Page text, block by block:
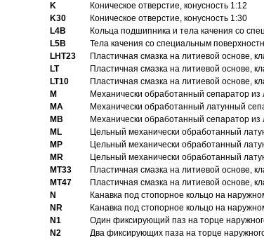
K
Коническое отверстие, конусность 1:12
K30
Коническое отверстие, конусность 1:30
L4B
Кольца подшипника и тела качения со
L5B
Тела качения со специальным
LHT23
Пластичная смазка на литиевой основе,
LT
Пластичная смазка на литиевой основе,
LT10
Пластичная смазка на литиевой основе,
M
Механически обработанный сепаратор
MA
Механически обработанный латунный
MB
Механически обработанный сепаратор
ML
Цельный механически обработанный
MP
Цельный механически обработанный
MR
Цельный механически обработанный
MT33
Пластичная смазка на литиевой основе,
MT47
Пластичная смазка на литиевой основе,
N
Канавка под стопорное кольцо на
NR
Канавка под стопорное кольцо на
N1
Один фиксирующий паз на торце
N2
Два фиксирующих паза на торце